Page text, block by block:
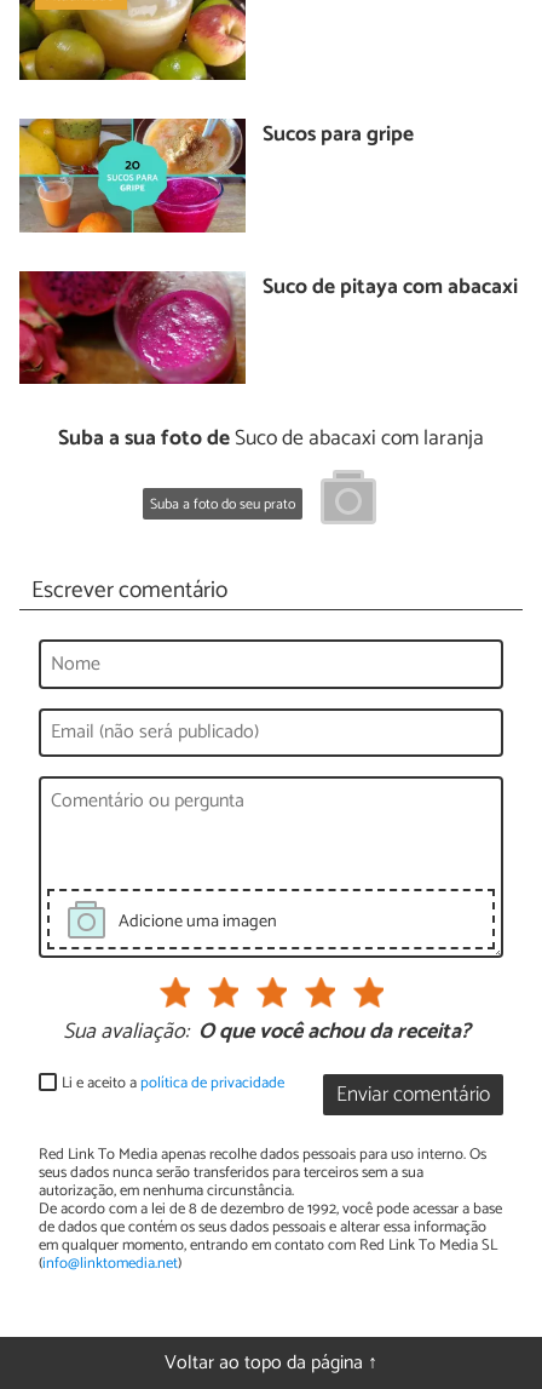
Sucos para gripe
Suco de pitaya com abacaxi
Suba a sua foto deSuco de abacaxi com laranja
Suba a foto do seu prato
Escrever comentário
Adicione uma imagen
Sua avaliação: O que você achou da receita?
Enviar comentário
Li e aceito apolítica de privacidade
Red Link To Media apenas recolhe dados pessoais para uso interno. Os
seus dados nunca serão transferidos para terceiros sem a sua
autorização, em nenhuma circunstância.
De acordo com a lei de 8 de dezembro de 1992, você pode acessar a base
de dados que contém os seus dados pessoais e alterar essa informação
em qualquer momento, entrando em contato com Red Link To Media SL
(info@linktomedia.net)
Voltar ao topo da página ↑